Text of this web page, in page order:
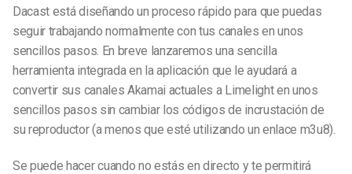
Dacast está diseñando un proceso rápido para que puedas
seguir trabajando normalmente con tus canales en unos
sencillos pasos. En breve lanzaremos una sencilla
herramienta integrada en la aplicación que le ayudará a
convertir sus canales Akamai actuales a Limelight en unos
sencillos pasos sin cambiar los códigos de incrustación de
su reproductor (a menos que esté utilizando un enlace m3u8).
Se puede hacer cuando no estás en directo y te permitirá